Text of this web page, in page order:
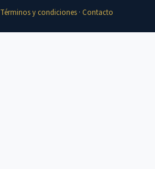
Términos y condiciones · Contacto